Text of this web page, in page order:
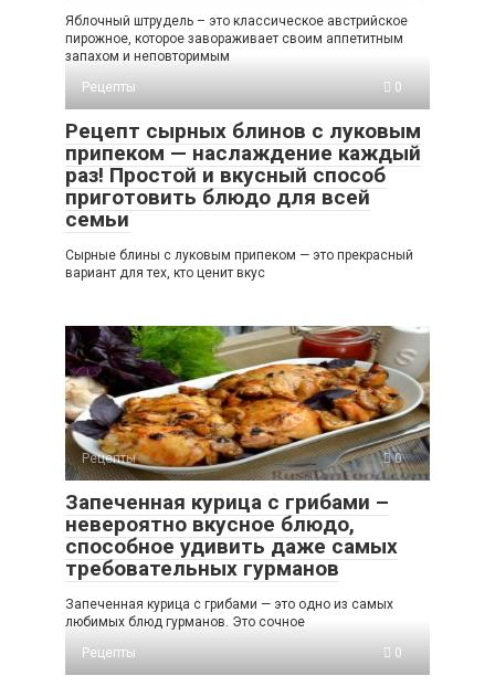
Яблочный штрудель – это классическое австрийское
пирожное, которое завораживает своим аппетитным
запахом и неповторимым
Рецепты
0
Рецепт сырных блинов с луковым
припеком — наслаждение каждый
раз! Простой и вкусный способ
приготовить блюдо для всей
семьи
Сырные блины с луковым припеком — это прекрасный
вариант для тех, кто ценит вкус
Рецепты 0
Запеченная курица с грибами –
невероятно вкусное блюдо,
способное удивить даже самых
требовательных гурманов
Запеченная курица с грибами — это одно из самых
любимых блюд гурманов. Это сочное
Рецепты
0